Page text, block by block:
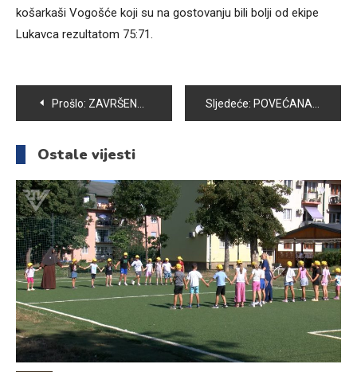
košarkaši Vogošće koji su na gostovanju bili bolji od ekipe
Lukavca rezultatom 75:71.
Navigacija
članaka
Prošlo: ZAVRŠENO PETO BALKANSKO PRVENSTVO U POWERLIFTINGU Sljedeće: POVEĆANA OPASNOST OD IZBIJANA POŽARA NA OTVORENOM ZBOG PREDSTOJEĆIH PROLJETNIH RADOVA
Ostale vijesti